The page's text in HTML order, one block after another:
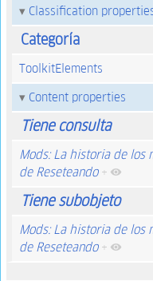
Classification
Categoría
ToolkitElements
Content properties
Tiene consulta
Mods: La historia de los
de Reseteando +
Tiene subobjeto
Mods: La historia de los
de Reseteando +